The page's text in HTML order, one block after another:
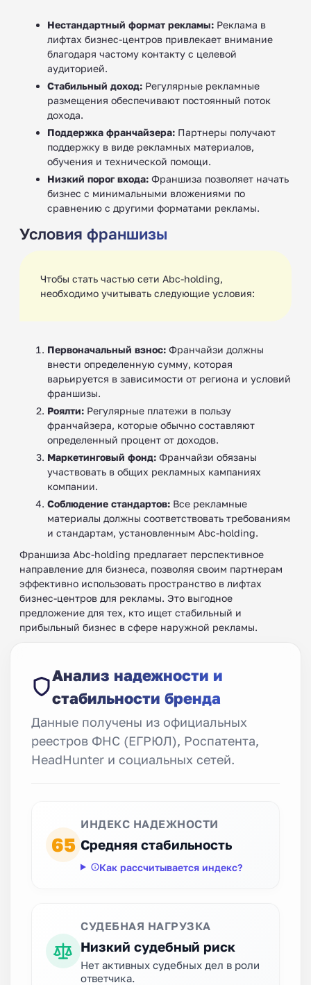
Нестандартный формат рекламы: Реклама в
лифтах бизнес-центров привлекает внимание
благодаря частому контакту с целевой
аудиторией.
Стабильный доход: Регулярные рекламные
размещения обеспечивают постоянный поток
дохода.
Поддержка франчайзера: Партнеры получают
поддержку в виде рекламных материалов,
обучения и технической помощи.
Низкий порог входа: Франшиза позволяет начать
бизнес с минимальными вложениями по
сравнению с другими форматами рекламы.
Условия франшизы
Чтобы стать частью сети Abc-holding,
необходимо учитывать следующие условия:
Первоначальный взнос: Франчайзи должны
внести определенную сумму, которая
варьируется в зависимости от региона и условий
франшизы.
Роялти: Регулярные платежи в пользу
франчайзера, которые обычно составляют
определенный процент от доходов.
Маркетинговый фонд: Франчайзи обязаны
участвовать в общих рекламных кампаниях
компании.
Соблюдение стандартов: Все рекламные
материалы должны соответствовать требованиям
и стандартам, установленным Abc-holding.
Франшиза Abc-holding предлагает перспективное
направление для бизнеса, позволяя своим партнерам
эффективно использовать пространство в лифтах
бизнес-центров для рекламы. Это выгодное
предложение для тех, кто ищет стабильный и
прибыльный бизнес в сфере наружной рекламы.
Анализ надежности и
стабильности бренда
Данные получены из официальных
реестров ФНС (ЕГРЮЛ), Роспатента,
HeadHunter и социальных сетей.
65
ИНДЕКС НАДЕЖНОСТИ
Средняя стабильность
Как рассчитывается индекс?
СУДЕБНАЯ НАГРУЗКА
Низкий судебный риск
Нет активных судебных дел в роли
ответчика.